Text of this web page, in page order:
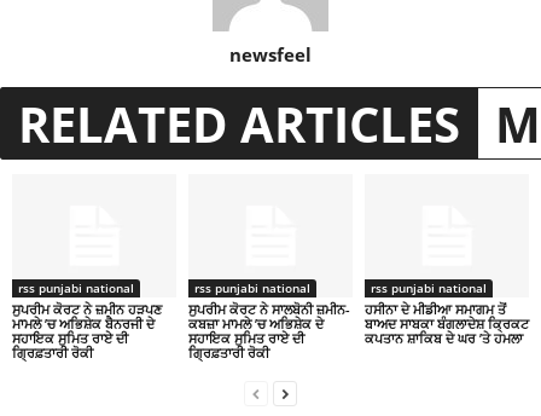
newsfeel
RELATED ARTICLES
rss punjabi national
ਸੁਪਰੀਮ ਕੋਰਟ ਨੇ ਜ਼ਮੀਨ ਹੜਪਣ
ਮਾਮਲੇ ’ਚ ਅਭਿਸ਼ੇਕ ਬੈਨਰਜੀ ਦੇ
ਸਹਾਇਕ ਸੁਮਿਤ ਰਾਏ ਦੀ
ਗ੍ਰਿਫ਼ਤਾਰੀ ਰੋਕੀ
rss punjabi national
ਸੁਪਰੀਮ ਕੋਰਟ ਨੇ ਸਾਲਬੋਨੀ ਜ਼ਮੀਨ-
ਕਬਜ਼ਾ ਮਾਮਲੇ ’ਚ ਅਭਿਸ਼ੇਕ ਦੇ
ਸਹਾਇਕ ਸੁਮਿਤ ਰਾਏ ਦੀ
ਗ੍ਰਿਫ਼ਤਾਰੀ ਰੋਕੀ
rss punjabi national
ਹਸੀਨਾ ਦੇ ਮੀਡੀਆ ਸਮਾਗਮ ਤੋਂ
ਬਾਅਦ ਸਾਬਕਾ ਬੰਗਲਾਦੇਸ਼ ਕ੍ਰਿਕਟ
ਕਪਤਾਨ ਸ਼ਾਕਿਬ ਦੇ ਘਰ ’ਤੇ ਹਮਲਾ